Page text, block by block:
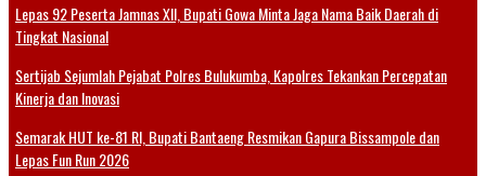
Lepas 92 Peserta Jamnas XII, Bupati Gowa Minta Jaga Nama Baik Daerah di
Tingkat Nasional
Sertijab Sejumlah Pejabat Polres Bulukumba, Kapolres Tekankan Percepatan
Kinerja dan Inovasi
Semarak HUT ke-81 RI, Bupati Bantaeng Resmikan Gapura Bissampole dan
Lepas Fun Run 2026